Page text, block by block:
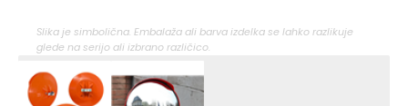
Slika je simbolična. Embalaža ali barva izdelka se lahko razlikuje
glede na serijo ali izbrano različico.